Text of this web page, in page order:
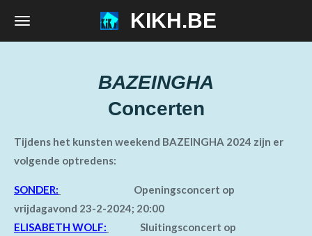
Ga
KIKH.BE
BAZEINGHA
Concerten
Tijdens het kunsten weekend BAZEINGHA 2024 zijn er
volgende optredens:
SONDER:
Openingsconcert op
vrijdagavond 23-2-2024; 20:00
ELISABETH WOLF:
Sluitingsconcert op